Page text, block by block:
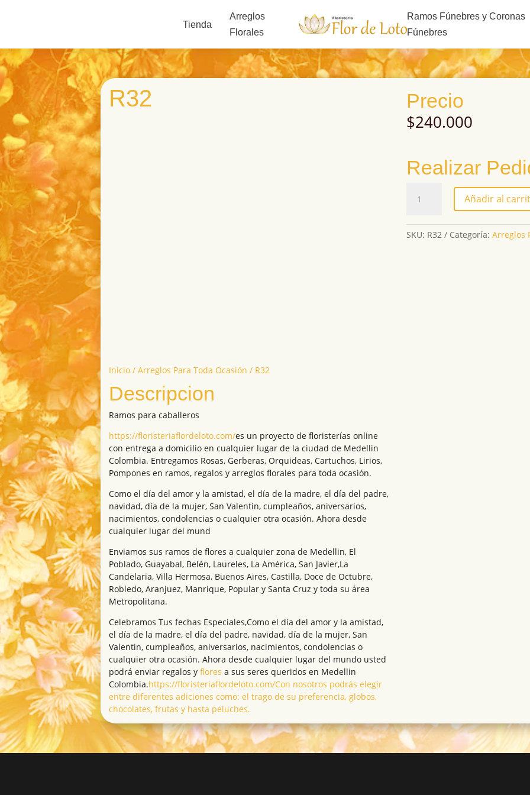
Tienda
Arreglos
Florales
Ramos Fúnebres y Coronas
Fúnebres
R32
Inicio / Arreglos Para Toda Ocasión / R32
Descripcion
Ramos para caballeros
https://floristeriaflordeloto.com/es un proyecto de floristerías online
con entrega a domicilio en cualquier lugar de la ciudad de Medellin
Colombia. Entregamos Rosas, Gerberas, Orquideas, Cartuchos, Lirios,
Pompones en ramos, regalos y arreglos florales para toda ocasión.
Como el día del amor y la amistad, el día de la madre, el día del padre,
navidad, día de la mujer, San Valentin, cumpleaños, aniversarios,
nacimientos, condolencias o cualquier otra ocasión. Ahora desde
cualquier lugar del mund
Enviamos sus ramos de flores a cualquier zona de Medellin, El
Poblado, Guayabal, Belén, Laureles, La América, San Javier,La
Candelaria, Villa Hermosa, Buenos Aires, Castilla, Doce de Octubre,
Robledo, Aranjuez, Manrique, Popular y Santa Cruz y toda su área
Metropolitana.
Celebramos Tus fechas Especiales,Como el día del amor y la amistad,
el día de la madre, el día del padre, navidad, día de la mujer, San
Valentin, cumpleaños, aniversarios, nacimientos, condolencias o
cualquier otra ocasión. Ahora desde cualquier lugar del mundo usted
podrá enviar regalos y flores a sus seres queridos en Medellin
Colombia.https://floristeriaflordeloto.com/Con nosotros podrás elegir
entre diferentes adiciones como: el trago de su preferencia, globos,
chocolates, frutas y hasta peluches.
Precio
$240.000
Realizar
cantidad
Añadir al
SKU: R32 Categoría: Arreglos